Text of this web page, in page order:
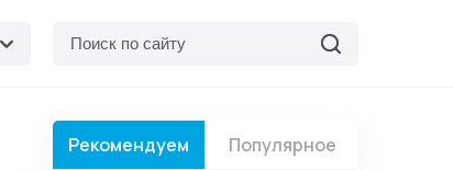
Рекомендуем Популярное